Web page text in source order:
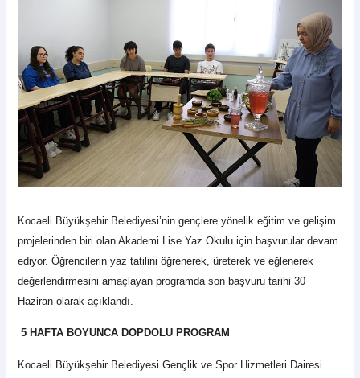
Kocaeli Büyükşehir Belediyesi’nin gençlere yönelik eğitim ve gelişim
projelerinden biri olan Akademi Lise Yaz Okulu için başvurular devam
ediyor. Öğrencilerin yaz tatilini öğrenerek, üreterek ve eğlenerek
değerlendirmesini amaçlayan programda son başvuru tarihi 30
Haziran olarak açıklandı.
5 HAFTA BOYUNCA DOPDOLU PROGRAM
Kocaeli Büyükşehir Belediyesi Gençlik ve Spor Hizmetleri Dairesi